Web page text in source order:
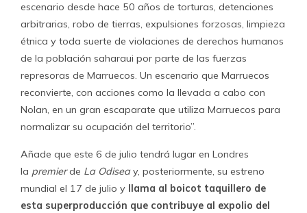
escenario desde hace 50 años de torturas, detenciones
arbitrarias, robo de tierras, expulsiones forzosas, limpieza
étnica y toda suerte de violaciones de derechos humanos
de la población saharaui por parte de las fuerzas
represoras de Marruecos. Un escenario que Marruecos
reconvierte, con acciones como la llevada a cabo con
Nolan, en un gran escaparate que utiliza Marruecos para
normalizar su ocupación del territorio”.
Añade que este 6 de julio tendrá lugar en Londres
la premierde La Odiseay, posteriormente, su estreno
mundial el 17 de julio y
llama al boicot taquillero de
esta superproducción que contribuye al expolio del